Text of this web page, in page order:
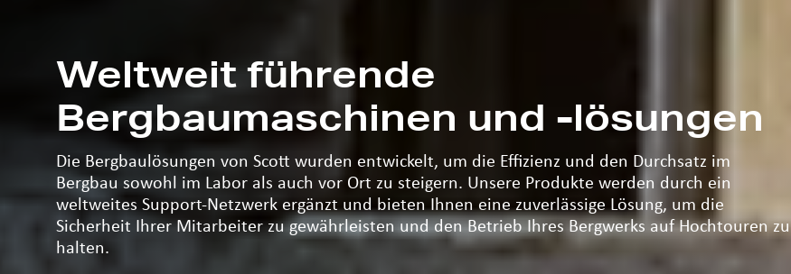
Weltweit führende
Bergbaumaschinen und -lösungen
Die Bergbaulösungen von Scott wurden entwickelt, um die Effizienz und den Durchsatz im
Bergbau sowohl im Labor als auch vor Ort zu steigern. Unsere Produkte werden durch ein
weltweites Support-Netzwerk ergänzt und bieten Ihnen eine zuverlässige Lösung, um die
Sicherheit Ihrer Mitarbeiter zu gewährleisten und den Betrieb Ihres Bergwerks auf Hochtouren zu
halten.